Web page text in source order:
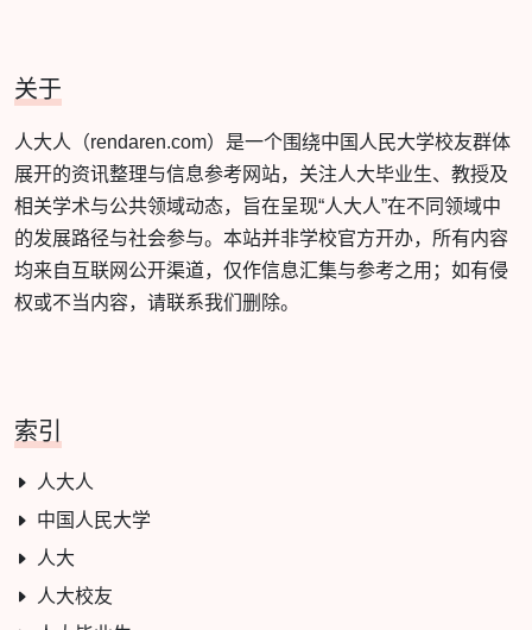
关于
人大人（rendaren.com）是一个围绕中国人民大学校友群体
展开的资讯整理与信息参考网站，关注人大毕业生、教授及
相关学术与公共领域动态，旨在呈现“人大人”在不同领域中
的发展路径与社会参与。本站并非学校官方开办，所有内容
均来自互联网公开渠道，仅作信息汇集与参考之用；如有侵
权或不当内容，请联系我们删除。
索引
人大人
中国人民大学
人大
人大校友